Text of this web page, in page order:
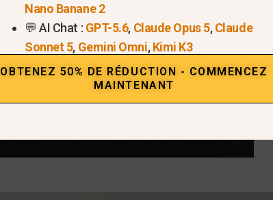
Nano Banane 2
💬 AI Chat : GPT-5.6, Claude Opus 5,Claude
Sonnet 5, Gemini Omni,Kimi K3
OBTENEZ 50% DE RÉDUCTION - COMMENCEZ
MAINTENANT